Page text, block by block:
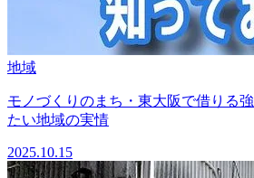
地域
モノづくりのまち・東大阪で借りる
たい地域の実情
2025.10.15